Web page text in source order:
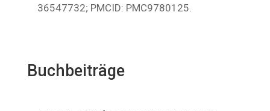
36547732; PMCID: PMC9780125.
Buchbeiträge